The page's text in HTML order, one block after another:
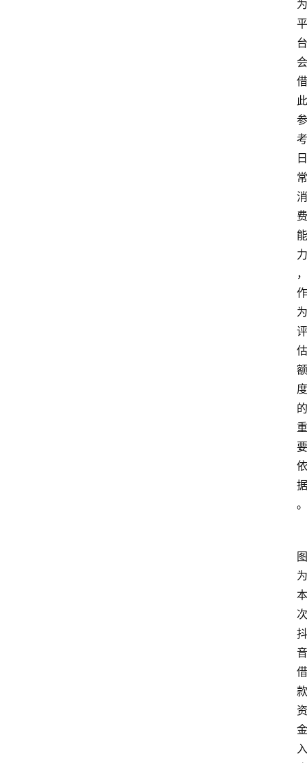
为
平
台
会
借
此
参
考
日
常
消
费
能
力
，
作
为
评
估
额
度
的
重
要
依
据
。
图
为
本
次
抖
音
借
款
资
金
入